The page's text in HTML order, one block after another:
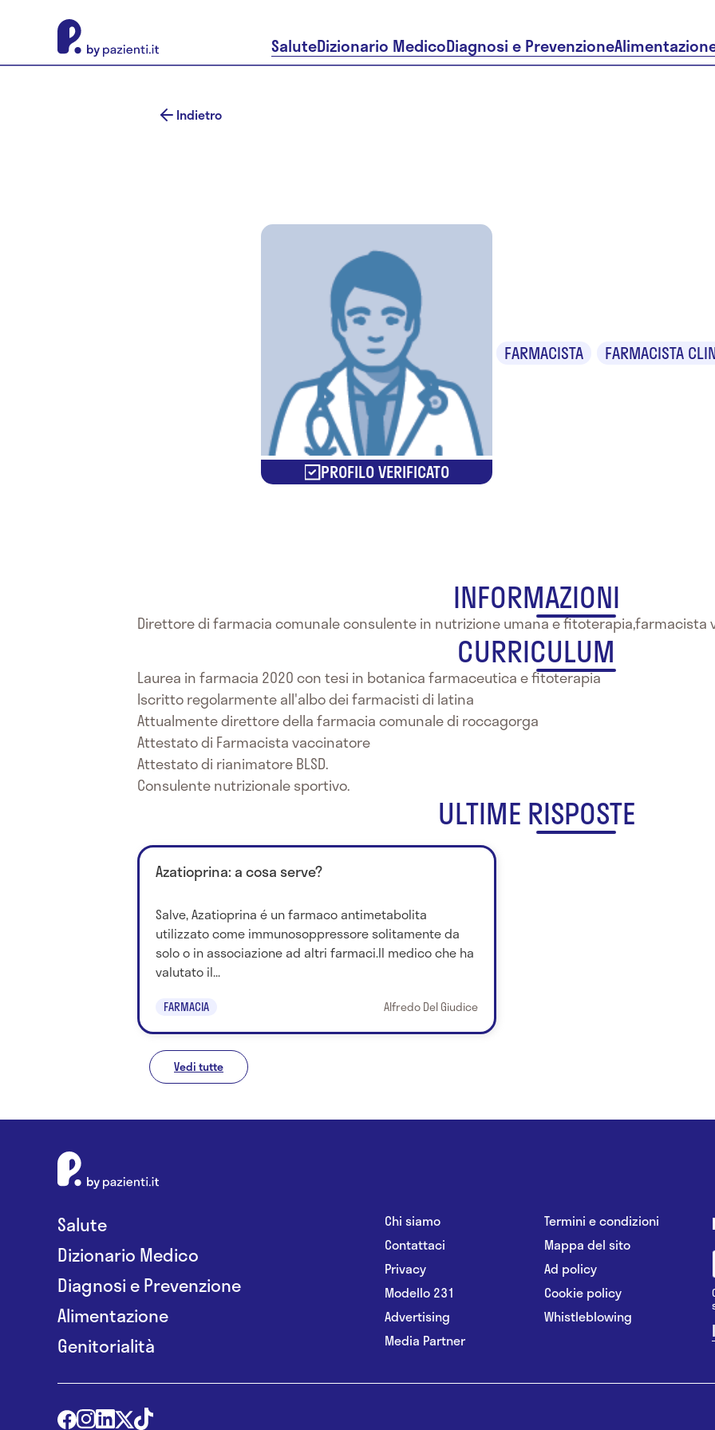
SaluteDizionario MedicoDiagnosi e Prevenzione
Indietro
PROFILO VERIFICATO
FARMACISTA FARMACISTA
INFORMAZIONI
Direttore di farmacia comunale consulente in nutrizione umana e fitoterapia,farmacista
CURRICULUM
Laurea in farmacia 2020 con tesi in botanica farmaceutica e fitoterapia
Iscritto regolarmente all'albo dei farmacisti di latina
Attualmente direttore della farmacia comunale di roccagorga
Attestato di Farmacista vaccinatore
Attestato di rianimatore BLSD.
Consulente nutrizionale sportivo.
ULTIME RISPOSTE
Azatioprina: a cosa serve?
Salve, Azatioprina é un farmaco antimetabolita
utilizzato come immunosoppressore solitamente da
solo o in associazione ad altri farmaci.Il medico che ha
valutato il...
FARMACIA Alfredo Del Giudice
Vedi tutte
Salute
Dizionario Medico
Diagnosi e Prevenzione
Alimentazione
Genitorialità
Chi siamo
Contattaci
Privacy
Modello 231
Advertising
Media Partner
Termini e condizioni
Mappa del sito
Ad policy
Cookie policy
Whistleblowing